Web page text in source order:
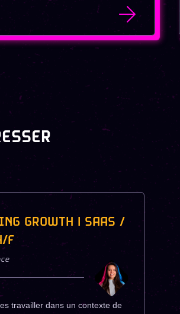
GROWTH | SAAS /
F
travailler dans un contexte de